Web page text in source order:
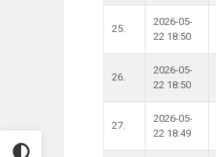
25.
2026-05-
22 18:50
26.
2026-05-
22 18:50
27.
2026-05-
22 18:49